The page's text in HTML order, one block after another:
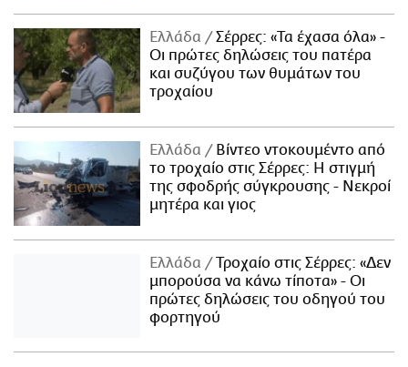
Ελλάδα
Σέρρες: «Τα έχασα όλα» -
Οι πρώτες δηλώσεις του πατέρα
και συζύγου των θυμάτων του
τροχαίου
Ελλάδα
Βίντεο ντοκουμέντο από
το τροχαίο στις Σέρρες: Η στιγμή
της σφοδρής σύγκρουσης - Νεκροί
μητέρα και γιος
Ελλάδα
Τροχαίο στις Σέρρες: «Δεν
μπορούσα να κάνω τίποτα» - Οι
πρώτες δηλώσεις του οδηγού του
φορτηγού